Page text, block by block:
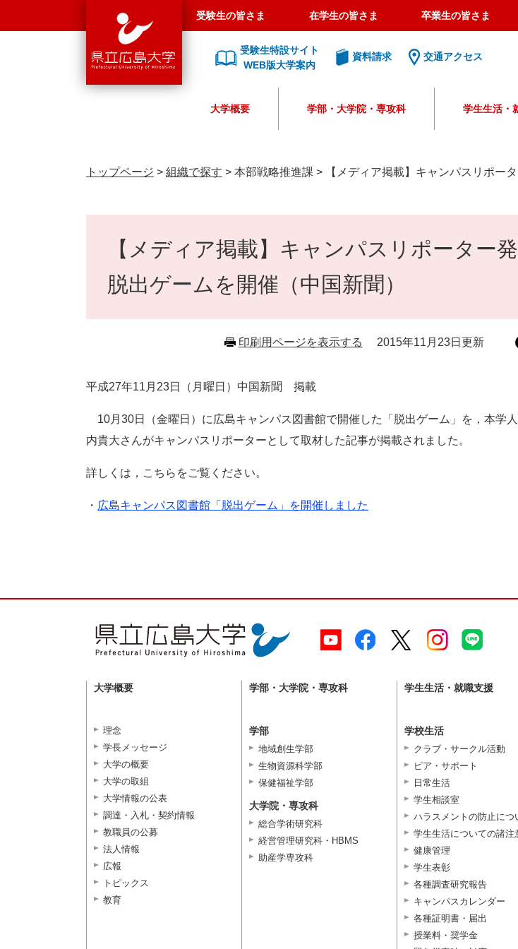
島
大
受験生の皆さま 在学生の皆さま 卒業生の皆さま
受験生特設サイト
WEB版大学案内
資料請求 交通アクセス
o
e
ス
タ
大学概要 学部・大学院・専攻科 学生生活・
トップページ > 組織で探す > 本部戦略推進課 > 【メディア掲載】キャンパスリポー
【メディア掲載】キャンパスリポーター
脱出ゲームを開催（中国新聞）
印刷用ページを表示する 2015年11月23日更新
平成27年11 月23日（月曜日）中国新聞 掲載
10月30日（金曜日）に広島キャンパス図書館で開催した「脱出ゲーム」を，本学
内貴大さんがキャンパスリポーターとして取材した記事が掲載されました。
詳しくは，こちらをご覧ください。
・ 広島キャンパス図書館「脱出ゲーム」を開催しました
大学概要
理念
学長メッセージ
大学の概要
大学の取組
大学情報の公表
調達・入札・契約情報
教職員の公募
法人情報
広報
トピックス
教育
学部・大学院・専攻科
学部
地域創生学部
生物資源科学部
保健福祉学部
大学院・専攻科
総合学術研究科
経営管理研究科・HBMS
助産学専攻科
学生生活・就職支援
学校生活
クラブ・サークル活動
ピア・サポート
日常生活
学生相談室
ハラスメントの防止につ
学生生活についての諸注
健康管理
学生表彰
各種調査研究報告
キャンパスカレンダー
各種証明書・届出
授業料・奨学金